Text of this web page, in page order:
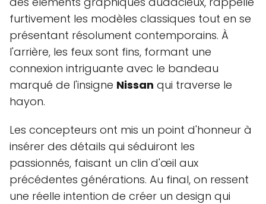
furtivement les modèles classiques tout en se
présentant résolument contemporains. À
l'arrière, les feux sont fins, formant une
connexion intriguante avec le bandeau
marqué de l'insigne Nissan qui traverse le
hayon.
Les concepteurs ont mis un point d'honneur à
insérer des détails qui séduiront les
passionnés, faisant un clin d'œil aux
précédentes générations. Au final, on ressent
une réelle intention de créer un design qui